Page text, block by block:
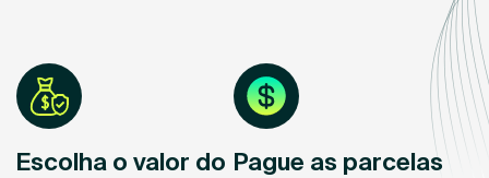
Escolha o valor do Pague as parcelas